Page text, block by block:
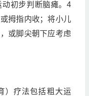
初步判断脑瘫。4
拇指内收；将小儿
或脚尖朝下应考虑
）疗法包括粗大运